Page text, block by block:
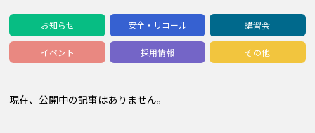
お知らせ 安全・リコール 講習会
イベント 採用情報 その他
現在、公開中の記事はありません。